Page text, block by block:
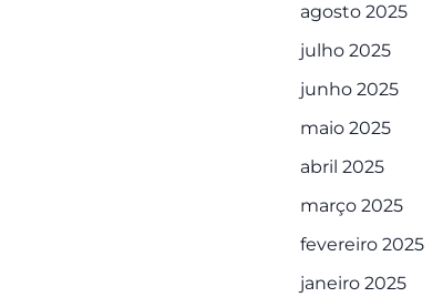
agosto 2025
julho 2025
junho 2025
maio 2025
abril 2025
março 2025
fevereiro 2025
janeiro 2025